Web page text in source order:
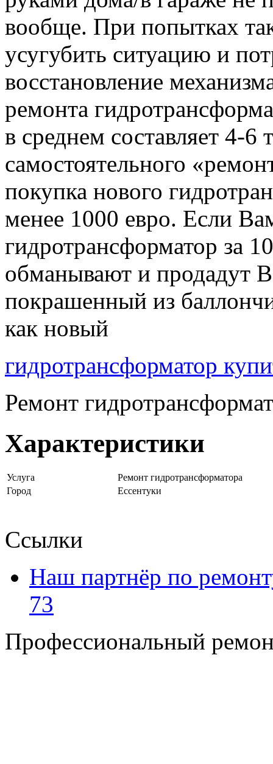
вообще. При попытках
усугубить ситуацию и
восстановление
ремонта
в среднем составляет 4-6
самостоятельного
покупка нового
менее 1000 евро. Если
гидротрансформатор за
обманывают и продадут
покрашенный из
как новый
гидротрансформатор
Ремонт
Характеристики
Услуга
Ремонт гидротрансформатора
Город
Ессентуки
Ссылки
Наш партнёр по
73
Профессиональный